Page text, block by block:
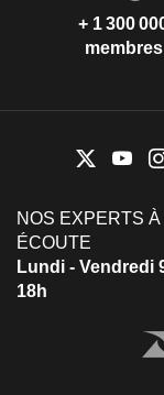
+ 1 300
membres
NOS EXPERTS
ÉCOUTE
Lundi - Vendredi
18h